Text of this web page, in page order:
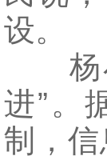
设。
杨小
进”。
制，